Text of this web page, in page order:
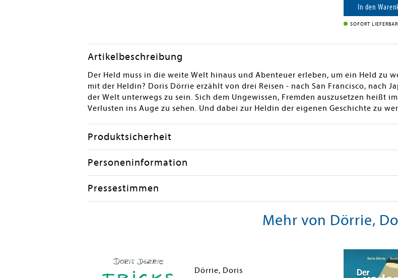
In den
SOFORT LIEFERBAR
Artikelbeschreibung
Der Held muss in die weite Welt hinaus und Abenteuer erleben, um ein Held zu
mit der Heldin? Doris Dörrie erzählt von drei Reisen - nach San Francisco, nach
der Welt unterwegs zu sein. Sich dem Ungewissen, Fremden auszusetzen heißt
Verlusten ins Auge zu sehen. Und dabei zur Heldin der eigenen Geschichte zu
Produktsicherheit
Personeninformation
Pressestimmen
Mehr von Dörrie,
Dörrie, Doris